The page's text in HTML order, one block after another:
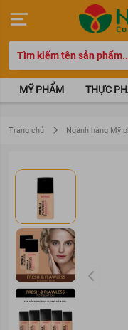
MỸ PHẨM THỰC
Trang chủ Ngành hàng Mỹ